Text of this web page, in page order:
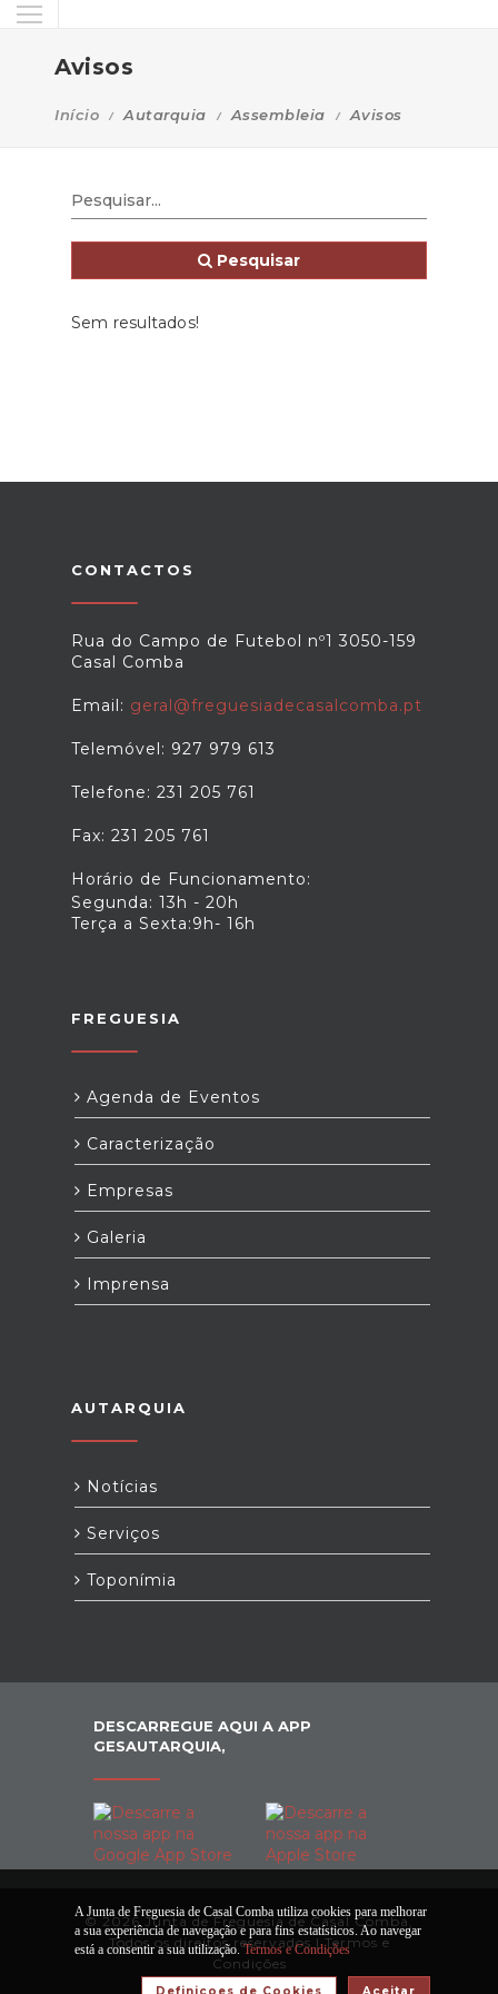
Avisos
Início Autarquia Assembleia Avisos
Pesquisar
Sem resultados!
CONTACTOS
Rua do Campo de Futebol nº1 3050-159
Casal Comba
Email: geral@freguesiadecasalcomba.pt
Telemóvel: 927 979 613
Telefone: 231 205 761
Fax: 231 205 761
Horário de Funcionamento:
Segunda: 13h - 20h
Terça a Sexta:9h- 16h
FREGUESIA
Agenda de Eventos
Caracterização
Empresas
Galeria
Imprensa
AUTARQUIA
Notícias
Serviços
Toponímia
DESCARREGUE AQUI A APP
GESAUTARQUIA,
© 2026 Junta de Freguesia de Casal Comba.
Todos os direitos reservados |Termos e
Condições
A Junta de Freguesia de Casal Comba utiliza cookies para melhorar
a sua experiência de navegação e para fins estatísticos. Ao navegar
está a consentir a sua utilização.Termos e Condições